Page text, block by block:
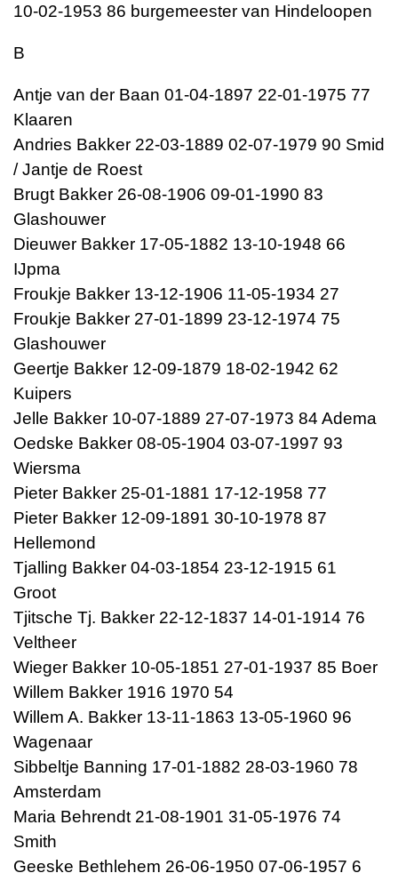
10-02-1953 86 burgemeester van Hindeloopen
B
Antje van der Baan 01-04-1897 22-01-1975 77
Klaaren
Andries Bakker 22-03-1889 02-07-1979 90 Smid
/ Jantje de Roest
Brugt Bakker 26-08-1906 09-01-1990 83
Glashouwer
Dieuwer Bakker 17-05-1882 13-10-1948 66
IJpma
Froukje Bakker 13-12-1906 11-05-1934 27
Froukje Bakker 27-01-1899 23-12-1974 75
Glashouwer
Geertje Bakker 12-09-1879 18-02-1942 62
Kuipers
Jelle Bakker 10-07-1889 27-07-1973 84 Adema
Oedske Bakker 08-05-1904 03-07-1997 93
Wiersma
Pieter Bakker 25-01-1881 17-12-1958 77
Pieter Bakker 12-09-1891 30-10-1978 87
Hellemond
Tjalling Bakker 04-03-1854 23-12-1915 61
Groot
Tjitsche Tj. Bakker 22-12-1837 14-01-1914 76
Veltheer
Wieger Bakker 10-05-1851 27-01-1937 85 Boer
Willem Bakker 1916 1970 54
Willem A. Bakker 13-11-1863 13-05-1960 96
Wagenaar
Sibbeltje Banning 17-01-1882 28-03-1960 78
Amsterdam
Maria Behrendt 21-08-1901 31-05-1976 74
Smith
Geeske Bethlehem 26-06-1950 07-06-1957 6